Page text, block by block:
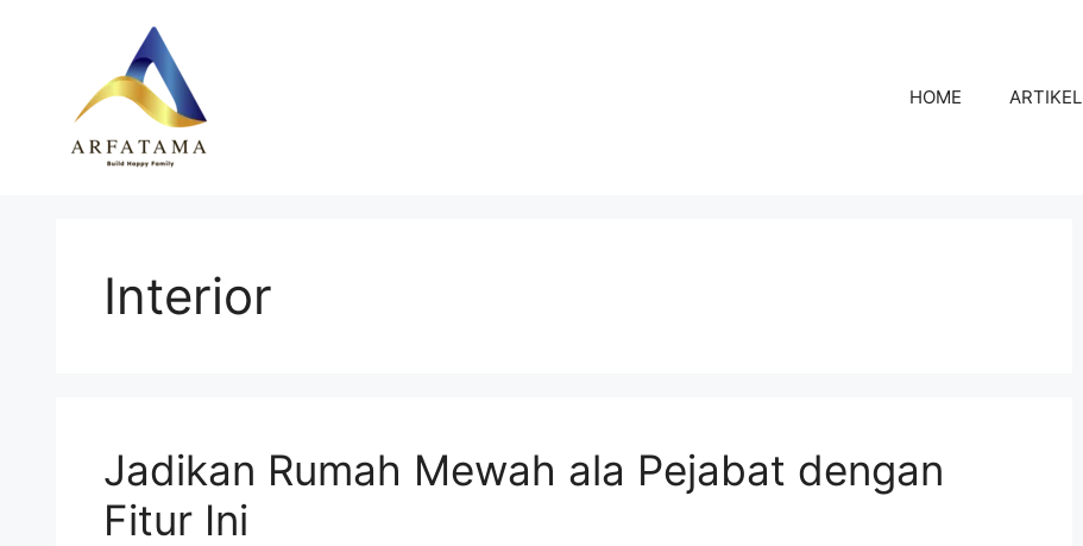
HOME ARTIKEL
Interior
Jadikan Rumah Mewah ala Pejabat dengan
Fitur Ini